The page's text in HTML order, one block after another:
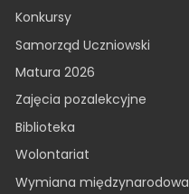
Konkursy
Samorząd Uczniowski
Matura 2026
Zajęcia pozalekcyjne
Biblioteka
Wolontariat
Wymiana międzynarodowa